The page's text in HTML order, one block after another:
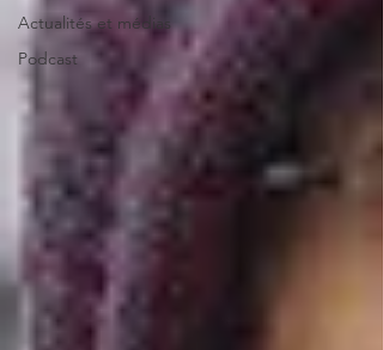
Actualités et médias
Podcast